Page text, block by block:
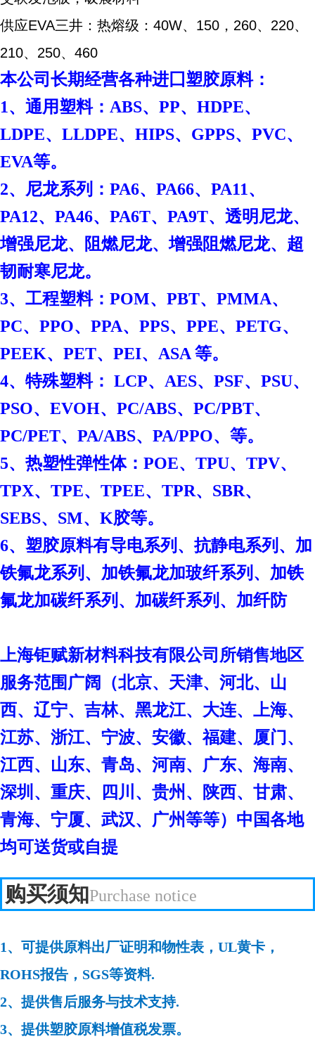
供应EVA三井：热熔级：40W、150，260、220、
210、250、460
本公司长期经营各种进囗塑胶原料：
1、通用塑料：ABS、PP、HDPE、
LDPE、LLDPE、HIPS、GPPS、PVC、
EVA等。
2、尼龙系列：PA6、PA66、PA11、
PA12、PA46、PA6T、PA9T、透明尼龙、
增强尼龙、阻燃尼龙、增强阻燃尼龙、超
韧耐寒尼龙。
3、工程塑料：POM、PBT、PMMA、
PC、PPO、PPA、PPS、PPE、PETG、
PEEK、PET、PEI、ASA 等。
4、特殊塑料： LCP、AES、PSF、PSU、
PSO、EVOH、PC/ABS、PC/PBT、
PC/PET、PA/ABS、PA/PPO、等。
5、热塑性弹性体：POE、 TPU、TPV、
TPX、TPE、TPEE、TPR、SBR、
SEBS、SM、K胶等。
6、塑胶原料有导电系列、抗静电系列、加
铁氟龙系列、加铁氟龙加玻纤系列、加铁
氟龙加碳纤系列、加碳纤系列、加纤防
上海钜赋新材料科技有限公司 所销售地区
服务范围广阔（北京、天津、河北、山
西、辽宁、吉林、黑龙江、大连、上海、
江苏、浙江、宁波、安徽、福建、厦门、
江西、山东、青岛、河南、广东、海南、
深圳、重庆、四川、贵州、陕西、甘肃、
青海、宁厦、武汉、广州等等）中国各地
均可送货或自提
购买须知Purchase notice
1、可提供原料出厂证明和物性表，UL黄卡，
ROHS报告，SGS等资料.
2、提供售后服务与技术支持.
3、提供塑胶原料增值税发票。